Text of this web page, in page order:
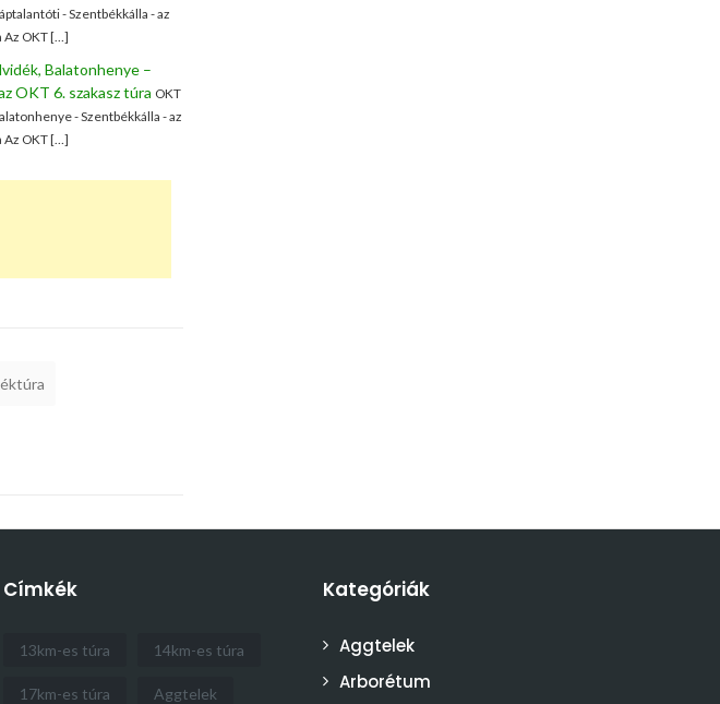
- Szentbékkálla - az
Az OKT […]
Balatonhenye –
OKT 6. szakasz túra OKT
- Szentbékkálla - az
Az OKT […]
Címkék
13km-es túra 14km-es túra
17km-es túra Aggtelek
Kategóriák
Aggtelek
Arborétum